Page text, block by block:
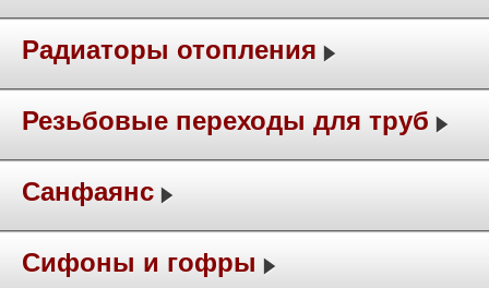
Радиаторы отопления
Резьбовые переходы для труб
Санфаянс
Сифоны и гофры